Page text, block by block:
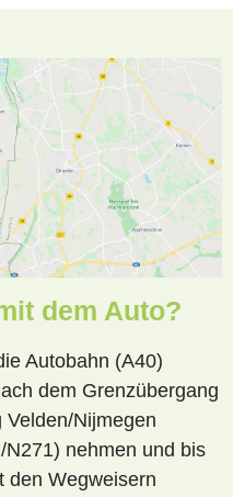
dem Auto?
Autobahn (A40)
dem Grenzübergang
Nijmegen
nehmen und bis
den Wegweisern